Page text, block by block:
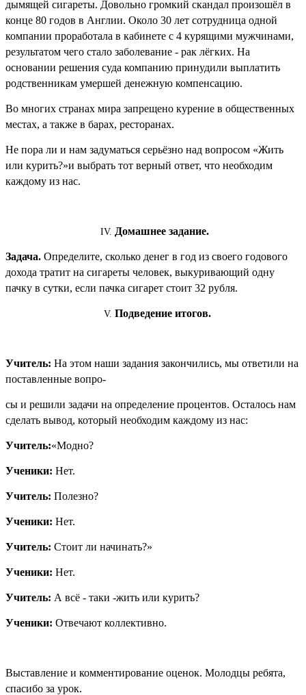
дымящей сигареты. Довольно громкий скандал произошёл в
конце 80 годов в Англии. Около 30 лет сотрудница одной
компании проработала в кабинете с 4 курящими мужчинами,
результатом чего стало заболевание - рак лёгких. На
основании решения суда компанию принудили выплатить
родственникам умершей денежную компенсацию.
Во многих странах мира запрещено курение в общественных
местах, а также в барах, ресторанах.
Не пора ли и нам задуматься серьёзно над вопросом «Жить
или курить?»и выбрать тот верный ответ, что необходим
каждому из нас.
Домашнее задание.
Задача. Определите, сколько денег в год из своего годового
дохода тратит на сигареты человек, выкуривающий одну
пачку в сутки, если пачка сигарет стоит 32 рубля.
Подведение итогов.
Учитель: На этом наши задания закончились, мы ответили на
поставленные вопро-
сы и решили задачи на определение процентов. Осталось нам
сделать вывод, который необходим каждому из нас:
Учитель:«Модно?
Ученики: Нет.
Учитель: Полезно?
Ученики: Нет.
Учитель: Стоит ли начинать?»
Ученики: Нет.
Учитель: А всё - таки -жить или курить?
Ученики: Отвечают коллективно.
Выставление и комментирование оценок. Молодцы ребята,
спасибо за урок.